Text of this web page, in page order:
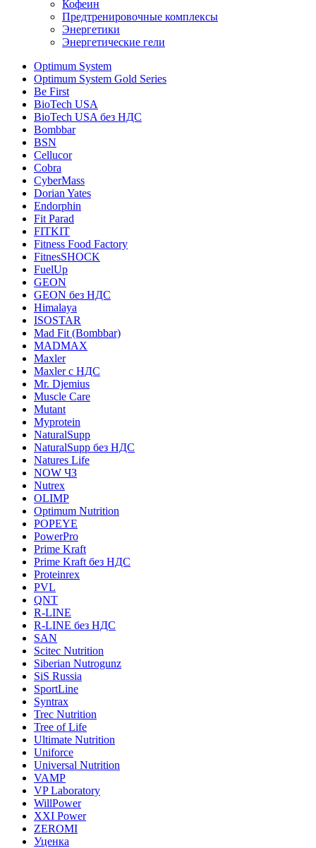
Кофеин
Предтренировочные комплексы
Энергетики
Энергетические гели
Optimum System
Optimum System Gold Series
Be First
BioTech USA
BioTech USA без НДС
Bombbar
BSN
Cellucor
Cobra
CyberMass
Dorian Yates
Endorphin
Fit Parad
FITKIT
Fitness Food Factory
FitnesSHOCK
FuelUp
GEON
GEON без НДС
Himalaya
ISOSTAR
Mad Fit (Bombbar)
MADMAX
Maxler
Maxler с НДС
Mr. Djemius
Muscle Care
Mutant
Myprotein
NaturalSupp
NaturalSupp без НДС
Natures Life
NOW ЧЗ
Nutrex
OLIMP
Optimum Nutrition
POPEYE
PowerPro
Prime Kraft
Prime Kraft без НДС
Proteinrex
PVL
QNT
R-LINE
R-LINE без НДС
SAN
Scitec Nutrition
Siberian Nutrogunz
SiS Russia
SportLine
Syntrax
Trec Nutrition
Tree of Life
Ultimate Nutrition
Uniforce
Universal Nutrition
VAMP
VP Laboratory
WillPower
XXI Power
ZEROMI
Уценка